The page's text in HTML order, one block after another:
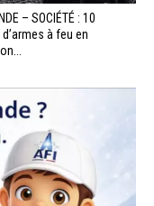
– SOCIÉTÉ : 10
à feu en